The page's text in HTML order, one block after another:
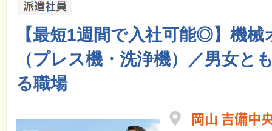
【最短1週間で入社可能◎】機械
（プレス機・洗浄機）／男女と
る職場
岡山 吉備中